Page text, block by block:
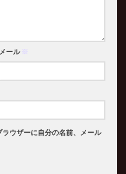
メール ※
ウザーに自分の名前、メール